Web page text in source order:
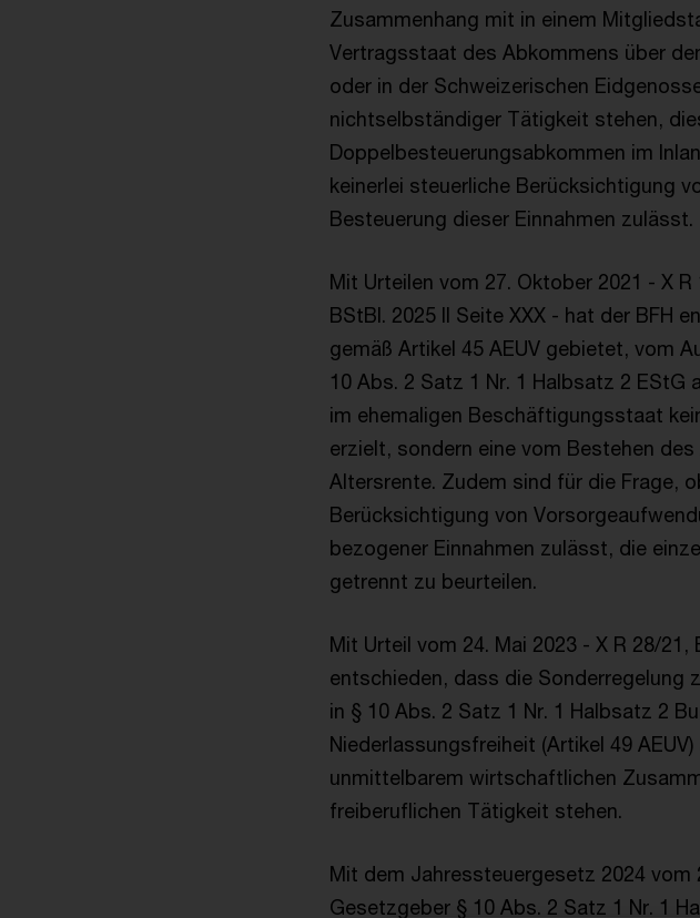
Zusammenhang mit in einem
Vertragsstaat des Abkommens über
oder in der Schweizerischen
nichtselbständiger Tätigkeit stehen,
Doppelbesteuerungsabkommen im
keinerlei steuerliche Berücksichtigung
Besteuerung dieser Einnahmen zulässt.
Mit Urteilen vom 27. Oktober 2021 - X
BStBl. 2025 II Seite XXX - hat der BFH
gemäß Artikel 45 AEUV gebietet, vom
10 Abs. 2 Satz 1 Nr. 1 Halbsatz 2
im ehemaligen Beschäftigungsstaat
erzielt, sondern eine vom Bestehen
Altersrente. Zudem sind für die Frage,
Berücksichtigung von
bezogener Einnahmen zulässt, die
getrennt zu beurteilen.
Mit Urteil vom 24. Mai 2023 - X R 28/
entschieden, dass die Sonderregelung
in § 10 Abs. 2 Satz 1 Nr. 1 Halbsatz 2
Niederlassungsfreiheit (Artikel 49
unmittelbarem wirtschaftlichen
freiberuflichen Tätigkeit stehen.
Mit dem Jahressteuergesetz 2024 vom
Gesetzgeber § 10 Abs. 2 Satz 1 Nr. 1